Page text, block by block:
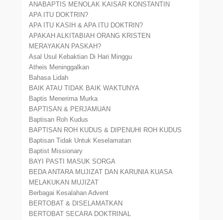
ANABAPTIS MENOLAK KAISAR KONSTANTIN
APA ITU DOKTRIN?
APA ITU KASIH & APA ITU DOKTRIN?
APAKAH ALKITABIAH ORANG KRISTEN
MERAYAKAN PASKAH?
Asal Usul Kebaktian Di Hari Minggu
Atheis Meninggalkan
Bahasa Lidah
BAIK ATAU TIDAK BAIK WAKTUNYA
Baptis Menerima Murka
BAPTISAN & PERJAMUAN
Baptisan Roh Kudus
BAPTISAN ROH KUDUS & DIPENUHI ROH KUDUS
Baptisan Tidak Untuk Keselamatan
Baptist Missionary
BAYI PASTI MASUK SORGA
BEDA ANTARA MUJIZAT DAN KARUNIA KUASA
MELAKUKAN MUJIZAT
Berbagai Kesalahan Advent
BERTOBAT & DISELAMATKAN
BERTOBAT SECARA DOKTRINAL